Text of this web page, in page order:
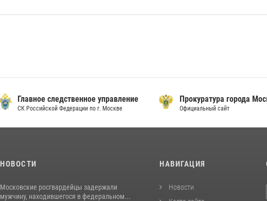
Главное следственное управление
СК Российской Федерации по г. Москве
Прокуратура города
Официальный сайт
НОВОСТИ
Московские росгвардейцы задержали
мужчину, находившегося в федеральном...
НАВИГАЦИЯ
Новости